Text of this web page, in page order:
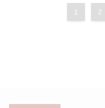
1 2